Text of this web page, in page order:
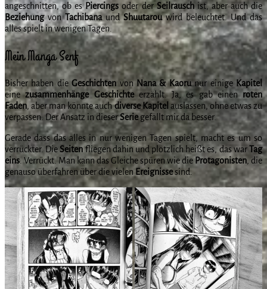
angeschnitten, ob esPiercings oder derSeilrauschist, aber auch die
BeziehungvonTachibanaundShuutarouwird beleuchtet. Und das
alles spielt in wenigen Tagen.
Mein Manga Senf
Bisher haben dieGeschichtenvon Nana & Kaorunur einige Kapitel
einezusammenhänge Geschichteerzählt. Ja, es gab einenroten
Faden, aber man könnte auchdiverse Kapitel auslassen, ohne etwas zu
verpassen. Der Ansatz in dieserSeriegefällt mir da besser.
Gerade dass das alles in nur wenigen Tagen spielt, macht es um so
verrückter. DieSeitenfliegen dahin und plötzlich heißt es, das warTag
eins. Verrückt. Man kann das Gleiche spüren wie dieProtagonisten, die
genauso überfahren über die vielen Ereignissesind.